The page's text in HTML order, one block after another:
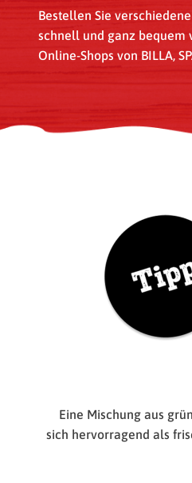
Bestellen Sie
schnell und ganz bequem
Online-Shops von BILLA,
Eine Mischung aus
sich hervorragend als